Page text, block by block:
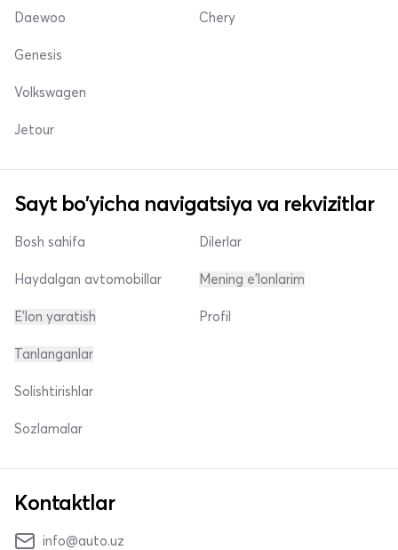
Daewoo Chery
Genesis
Volkswagen
Jetour
Sayt bo'yicha navigatsiya va rekvizitlar
Bosh sahifa
Haydalgan avtomobillar
E'lon yaratish
Dilerlar
Mening e'lonlarim
Profil
Tanlanganlar
Solishtirishlar
Sozlamalar
Kontaktlar
info@auto.uz